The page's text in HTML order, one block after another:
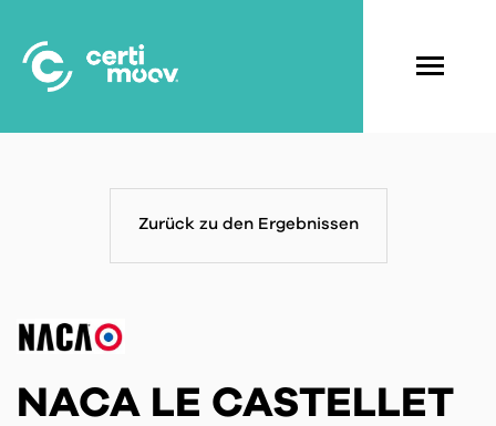
main
content
Zurück zu den Ergebnissen
NACA LE CASTELLET